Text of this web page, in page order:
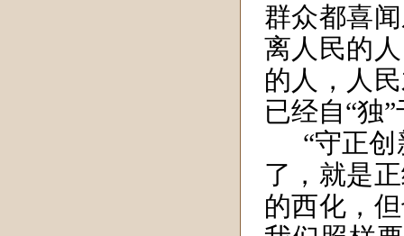
群众都喜
离人民的
的人，人
已经自“独
“守正
了，就是
的西化，